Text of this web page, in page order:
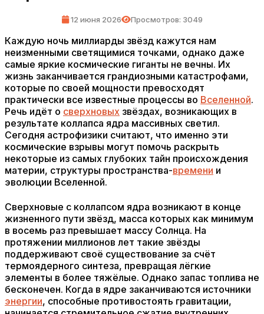
12 июня 2026 Просмотров: 3049
Каждую ночь миллиарды звёзд кажутся нам
неизменными светящимися точками, однако даже
самые яркие космические гиганты не вечны. Их
жизнь заканчивается грандиозными катастрофами,
которые по своей мощности превосходят
практически все известные процессы во Вселенной.
Речь идёт о сверхновых звёздах, возникающих в
результате коллапса ядра массивных светил.
Сегодня астрофизики считают, что именно эти
космические взрывы могут помочь раскрыть
некоторые из самых глубоких тайн происхождения
материи, структуры пространства-времени и
эволюции Вселенной.
Сверхновые с коллапсом ядра возникают в конце
жизненного пути звёзд, масса которых как минимум
в восемь раз превышает массу Солнца. На
протяжении миллионов лет такие звёзды
поддерживают своё существование за счёт
термоядерного синтеза, превращая лёгкие
элементы в более тяжёлые. Однако запас топлива не
бесконечен. Когда в ядре заканчиваются источники
энергии, способные противостоять гравитации,